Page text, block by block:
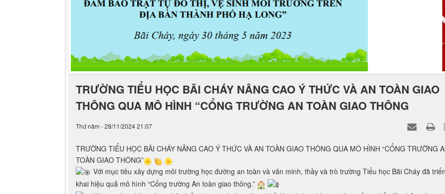
TRƯỜNG TIỂU HỌC BÃI CHÁY NÂNG CAO Ý THỨC VÀ AN TOÀN GIAO
THÔNG QUA MÔ HÌNH “CỔNG TRƯỜNG AN TOÀN GIAO THÔNG
Thứ năm - 28/11/2024 21:07
TRƯỜNG TIỂU HỌC BÃI CHÁY NÂNG CAO Ý THỨC VÀ AN TOÀN GIAO THÔNG QUA MÔ HÌNH “CỔNG TRƯỜNG AN